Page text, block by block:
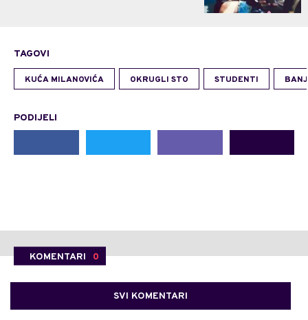
TAGOVI
KUĆA MILANOVIĆA OKRUGLI STO STUDENTI
PODIJELI
KOMENTARI 0
SVI KOMENTARI